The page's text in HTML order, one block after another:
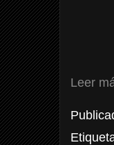
Leer